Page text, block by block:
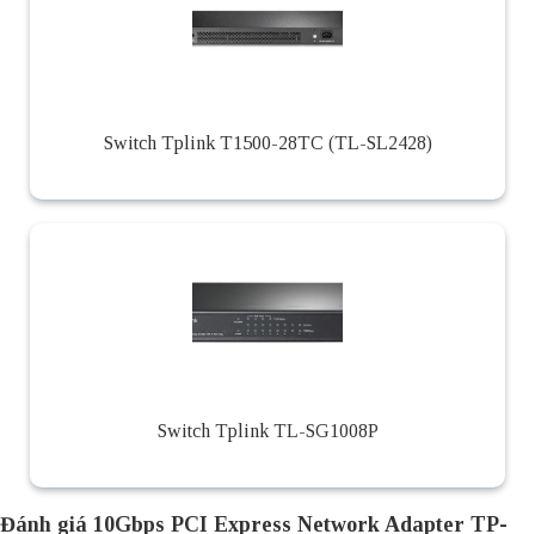
Switch Tplink T1500-28TC (TL-SL2428)
Switch Tplink TL-SG1008P
Đánh giá 10Gbps PCI Express Network Adapter TP-